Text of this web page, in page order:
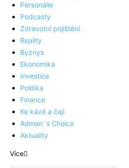
Personálie
Podcasty
Zdravotní pojištění
Reality
Byznys
Ekonomika
Investice
Politika
Finance
Ke kávě a čaji
Adman´s Choice
Aktuality
Více